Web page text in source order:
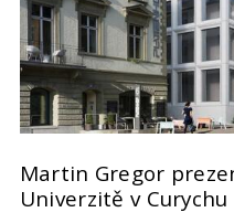
Martin Gregor
Univerzitě v Curychu